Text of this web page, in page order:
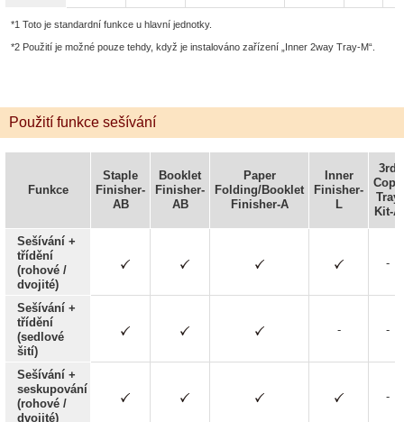
*1 Toto je standardní funkce u hlavní jednotky.
*2 Použití je možné pouze tehdy, když je instalováno zařízení „Inner 2way Tray-M“.
Použití funkce sešívání
Funkce
Staple
Finisher-
AB
Booklet
Finisher-
AB
Paper
Folding/Booklet
Finisher-A
Inner
Finisher-
L
3rd
Copy
Tray
Kit-A
Sešívání +
třídění
(rohové /
dvojité)
-
Sešívání +
třídění
(sedlové
šití)
- -
Sešívání +
seskupování
(rohové /
dvojité)
-